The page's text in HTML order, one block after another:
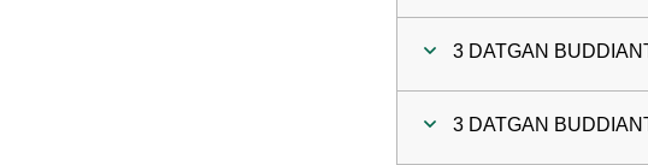
3 DATGAN
3 DATGAN